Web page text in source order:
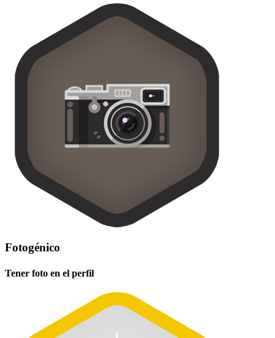
Fotogénico
Tener foto en el perfil